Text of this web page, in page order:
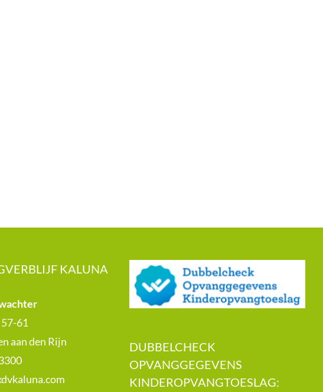
KALUNA
61
aan den Rijn
DUBBELCHECK
OPVANGGEGEVENS
KINDEROPVANGTOESLAG: